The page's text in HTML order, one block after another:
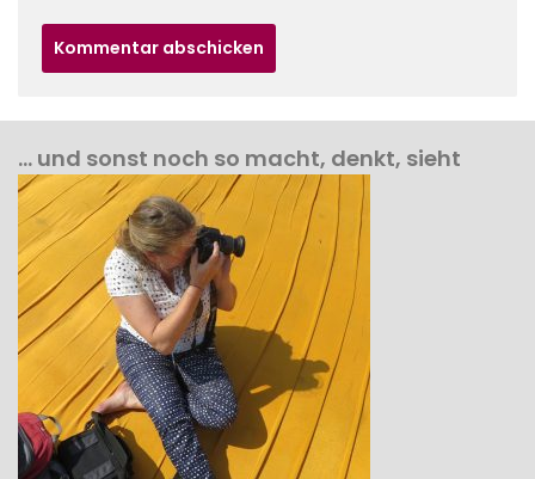
… und sonst noch so macht, denkt, sieht